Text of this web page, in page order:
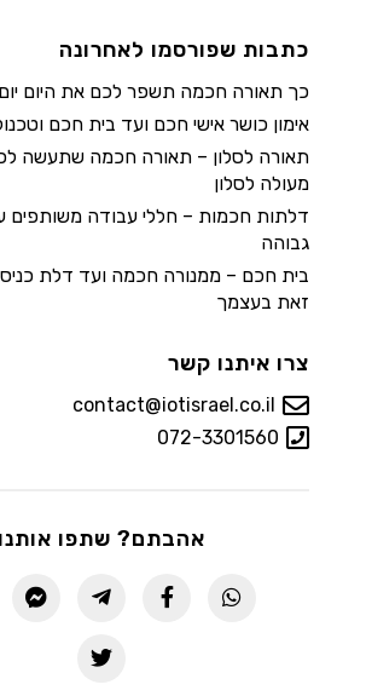
כתבות שפורסמו לאחרונה
כך תאורה חכמה תשפר לכם את היום יום
אימון כושר אישי חכם ועד בית חכם
תאורה לסלון – תאורה חכמה שתעשה
מעולה לסלון
דלתות חכמות – חללי עבודה
גבוהה
בית חכם – ממנורה חכמה ועד דלת
זאת בעצמך
צרו איתנו קשר
contact@iotisrael.co.il
072-3301560
אהבתם? שתפו אותנו